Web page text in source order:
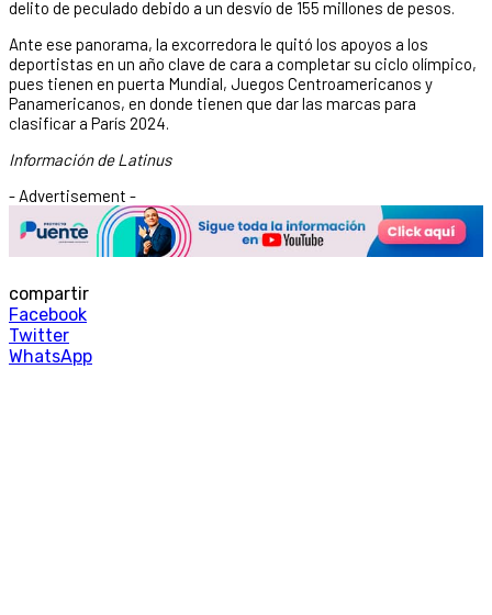
delito de peculado debido a un desvío de 155 millones de pesos.
Ante ese panorama, la excorredora le quitó los apoyos a los
deportistas en un año clave de cara a completar su ciclo olímpico,
pues tienen en puerta Mundial, Juegos Centroamericanos y
Panamericanos, en donde tienen que dar las marcas para
clasificar a París 2024.
Información de Latinus
- Advertisement -
compartir
Facebook
Twitter
WhatsApp